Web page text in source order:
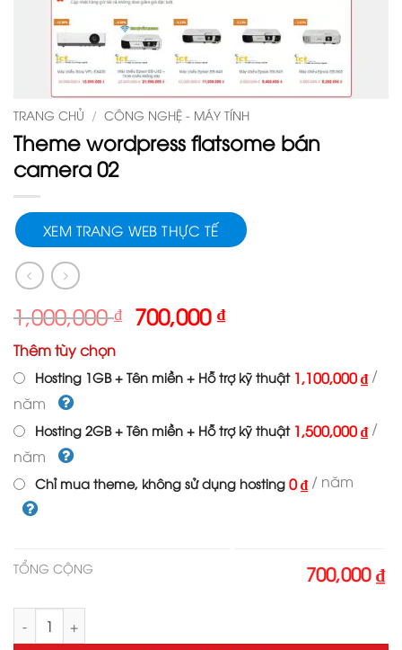
TRANG CHỦ / CÔNG NGHỆ - MÁY TÍNH
Theme wordpress flatsome bán
camera 02
XEM TRANG WEB THỰC TẾ
1,000,000₫ Giá
gốc
1,000,000 ₫.
700,000₫Giá
là:
Thêm tùy chọn
Hosting 1GB + Tên miền + Hỗ trợ kỹ thuật 1,100,000 ₫ /
năm
Hosting 2GB + Tên miền + Hỗ trợ kỹ thuật 1,500,000 ₫ /
năm
Chỉ mua theme, không sử dụng hosting 0 ₫ / năm
TỔNG CỘNG 700,000 ₫
Theme wordpress flatsome bán camera 02 số lượng